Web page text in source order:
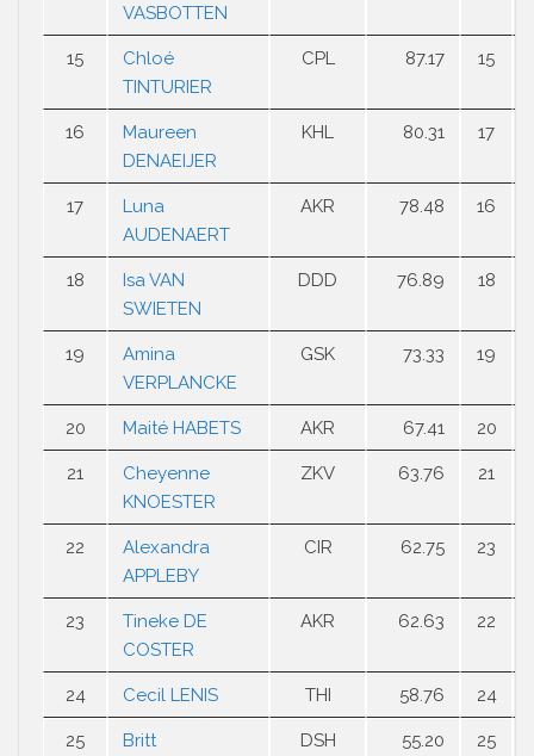
VASBOTTEN
15
Chloé
TINTURIER
CPL 87.17 15
16
Maureen
DENAEIJER
KHL 80.31 17
17
Luna
AUDENAERT
AKR 78.48 16
18
Isa VAN
SWIETEN
DDD 76.89 18
19
Amina
VERPLANCKE
GSK 73.33 19
20 Maité HABETS AKR 67.41 20
21
Cheyenne
KNOESTER
ZKV 63.76 21
22
Alexandra
APPLEBY
CIR 62.75 23
23
Tineke DE
COSTER
AKR 62.63 22
24 Cecil LENIS THI 58.76 24
25 Britt DSH 55.20 25